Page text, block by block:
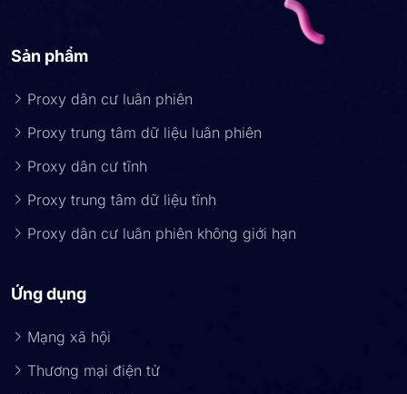
Sản phẩm
Proxy dân cư luân phiên
Proxy trung tâm dữ liệu luân phiên
Proxy dân cư tĩnh
Proxy trung tâm dữ liệu tĩnh
Proxy dân cư luân phiên không giới hạn
Ứng dụng
Mạng xã hội
Thương mại điện tử